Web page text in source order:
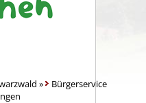
»
Bürgerservice